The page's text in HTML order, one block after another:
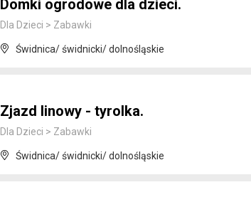
Domki ogrodowe dla dzieci.
Dla Dzieci > Zabawki
Świdnica/ świdnicki/ dolnośląskie
Zjazd linowy - tyrolka.
Dla Dzieci > Zabawki
Świdnica/ świdnicki/ dolnośląskie